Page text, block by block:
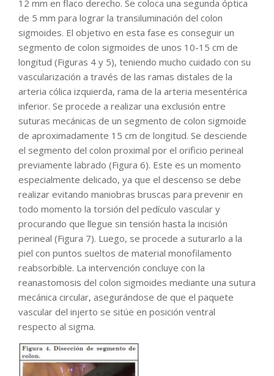
12 mm en flaco derecho. Se coloca una segunda óptica
de 5 mm para lograr la transiluminación del colon
sigmoides. El objetivo en esta fase es conseguir un
segmento de colon sigmoides de unos 10-15 cm de
longitud (Figuras 4 y 5), teniendo mucho cuidado con su
vascularización a través de las ramas distales de la
arteria cólica izquierda, rama de la arteria mesentérica
inferior. Se procede a realizar una exclusión entre
suturas mecánicas de un segmento de colon sigmoide
de aproximadamente 15 cm de longitud. Se desciende
el segmento del colon proximal por el orificio perineal
previamente labrado (Figura 6). Este es un momento
especialmente delicado, ya que el descenso se debe
realizar evitando maniobras bruscas para prevenir en
todo momento la torsión del pedículo vascular y
procurando que llegue sin tensión hasta la incisión
perineal (Figura 7). Luego, se procede a suturarlo a la
piel con puntos sueltos de material monofilamento
reabsorbible. La intervención concluye con la
reanastomosis del colon sigmoides mediante una sutura
mecánica circular, asegurándose de que el paquete
vascular del injerto se sitúe en posición ventral
respecto al sigma.